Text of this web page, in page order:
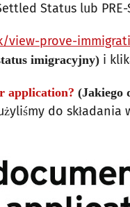
Status lub
view-prove-
imigracyjny) i
application? (Jakiego
do